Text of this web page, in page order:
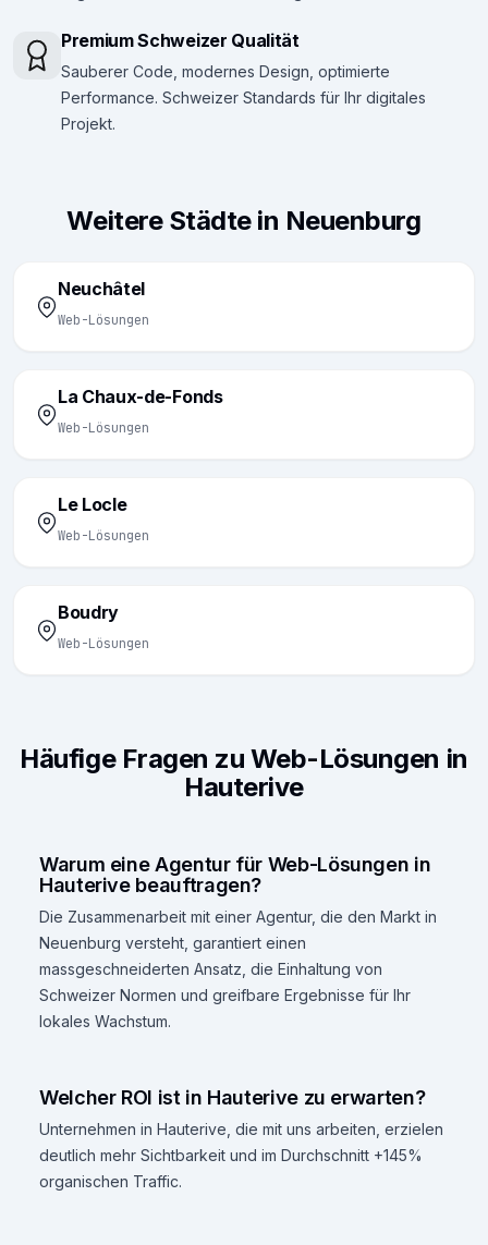
Premium Schweizer Qualität
Sauberer Code, modernes Design, optimierte
Performance. Schweizer Standards für Ihr digitales
Projekt.
Weitere Städte in Neuenburg
Neuchâtel
Web-Lösungen
La Chaux-de-Fonds
Web-Lösungen
Le Locle
Web-Lösungen
Boudry
Web-Lösungen
Häufige Fragen zu Web-Lösungen in
Hauterive
Warum eine Agentur für Web-Lösungen in
Hauterive beauftragen?
Die Zusammenarbeit mit einer Agentur, die den Markt in
Neuenburg versteht, garantiert einen
massgeschneiderten Ansatz, die Einhaltung von
Schweizer Normen und greifbare Ergebnisse für Ihr
lokales Wachstum.
Welcher ROI ist in Hauterive zu erwarten?
Unternehmen in Hauterive, die mit uns arbeiten, erzielen
deutlich mehr Sichtbarkeit und im Durchschnitt +145%
organischen Traffic.